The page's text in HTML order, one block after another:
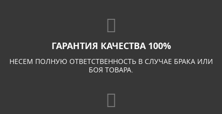
ГАРАНТИЯ КАЧЕСТВА 100%
НЕСЕМ ПОЛНУЮ ОТВЕТСТВЕННОСТЬ В СЛУЧАЕ БРАКА ИЛИ
БОЯ ТОВАРА.